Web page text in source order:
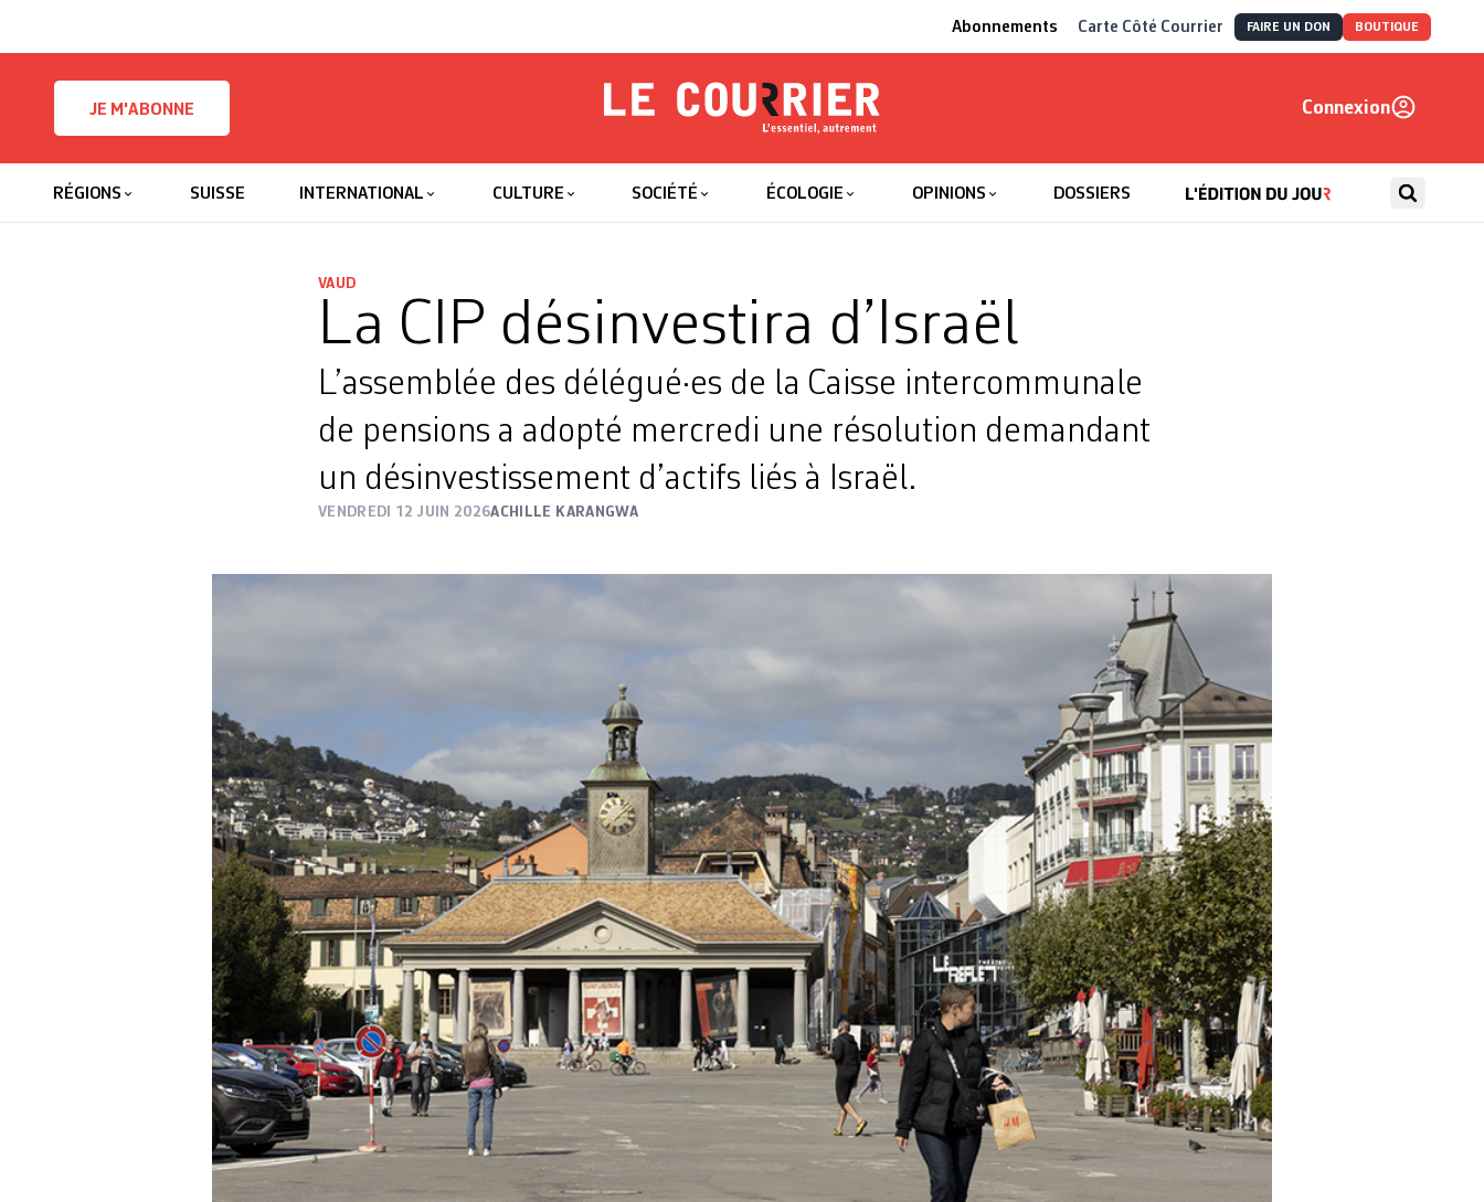
Abonnements Carte Côté Courrier FAIRE UN DON BOUTIQUE
JE M'ABONNE
Le Courrier
Connexion
RÉGIONS SUISSE INTERNATIONAL CULTURE SOCIÉTÉ ÉCOLOGIE OPINIONS DOSSIERS
VAUD
La CIP désinvestira d’Israël
L’assemblée des délégué·es de la Caisse intercommunale
de pensions a adopté mercredi une résolution demandant
un désinvestissement d’actifs liés à Israël.
VENDREDI 12 JUIN 2026ACHILLE KARANGWA